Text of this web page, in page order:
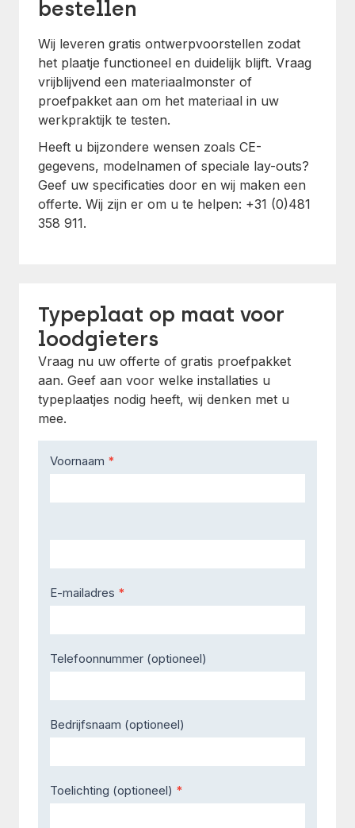
bestellen
Wij leveren gratis ontwerpvoorstellen zodat
het plaatje functioneel en duidelijk blijft. Vraag
vrijblijvend een materiaalmonster of
proefpakket aan om het materiaal in uw
werkpraktijk te testen.
Heeft u bijzondere wensen zoals CE-
gegevens, modelnamen of speciale lay-outs?
Geef uw specificaties door en wij maken een
offerte. Wij zijn er om u te helpen: +31 (0)481
358 911.
Typeplaat op maat voor
loodgieters
Vraag nu uw offerte of gratis proefpakket
aan. Geef aan voor welke installaties u
typeplaatjes nodig heeft, wij denken met u
mee.
Contact
Us
Voornaam *
E-mailadres *
Telefoonnummer (optioneel)
Bedrijfsnaam (optioneel)
Toelichting (optioneel) *